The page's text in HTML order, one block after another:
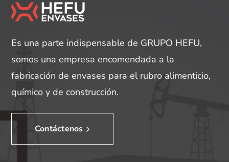
Es una parte indispensable de GRUPO HEFU,
somos una empresa encomendada a la
fabricación de envases para el rubro alimenticio,
químico y de construcción.
Contáctenos